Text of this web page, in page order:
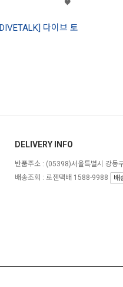
다이브 토
DELIVERY INFO
반품주소 : (05398)서울특별시 강동
배송조회 : 로젠택배 1588-9988
배